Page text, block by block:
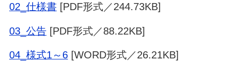
02_仕様書[PDF形式／244.73KB]
03_公告[PDF形式／88.22KB]
04_様式1～6[WORD形式／26.21KB]